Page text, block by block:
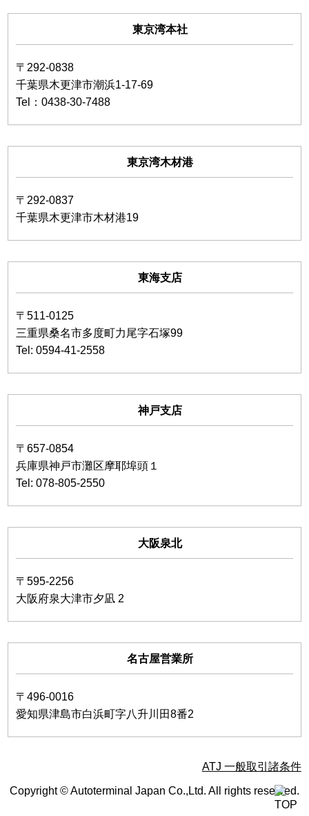
東京湾本社
〒292-0838
千葉県木更津市潮浜1-17-69
Tel：0438-30-7488
東京湾木材港
〒292-0837
千葉県木更津市木材港19
東海支店
〒511-0125
三重県桑名市多度町力尾字石塚99
Tel: 0594-41-2558
神戸支店
〒657-0854
兵庫県神戸市灘区摩耶埠頭１
Tel: 078-805-2550
大阪泉北
〒595-2256
大阪府泉大津市夕凪 2
名古屋営業所
〒496-0016
愛知県津島市白浜町字八升川田8番2
ATJ 一般取引諸条件
Copyright © Autoterminal Japan Co.,Ltd. All rights reserved.